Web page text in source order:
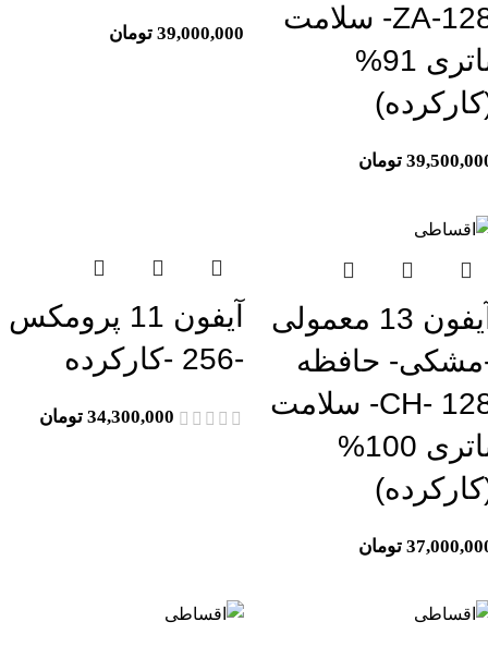
128-ZA- سلامت
باتری 91%
تومان
39,000,000 تومان
آیفون 13 معمولی
حافظه
128 -CH- سلامت
باتری 100%
تومان
آیفون 11 پرومکس
-256 -کارکرده
34,300,000 تومان